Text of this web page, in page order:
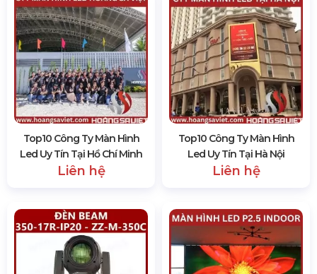
Top10 Công Ty Màn Hình
Led Uy Tín Tại Hồ Chí Minh
Liên hệ
Top10 Công Ty Màn Hình
Led Uy Tín Tại Hà Nội
Liên hệ